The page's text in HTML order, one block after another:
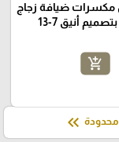
ضيافة زجاج
add_shopping_cart
keyboard_double_arrow_left